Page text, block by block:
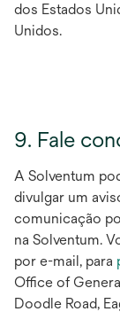
dos Estados
Unidos.
9. Fale
A Solventum
divulgar um
comunicação
na Solventum.
por e-mail, para
Office of
Doodle Road,